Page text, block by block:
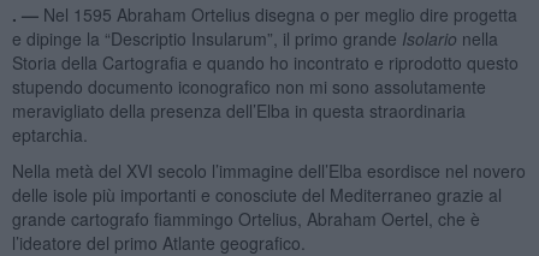
. — Nel 1595 Abraham Ortelius disegna o per meglio dire progetta
e dipinge la “Descriptio Insularum”, il primo grande Isolario nella
Storia della Cartografia e quando ho incontrato e riprodotto questo
stupendo documento iconografico non mi sono assolutamente
meravigliato della presenza dell’Elba in questa straordinaria
eptarchia.
Nella metà del XVI secolo l’immagine dell’Elba esordisce nel novero
delle isole più importanti e conosciute del Mediterraneo grazie al
grande cartografo fiammingo Ortelius, Abraham Oertel, che è
l’ideatore del primo Atlante geografico.